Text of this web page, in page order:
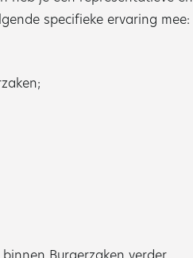
specifieke ervaring mee: